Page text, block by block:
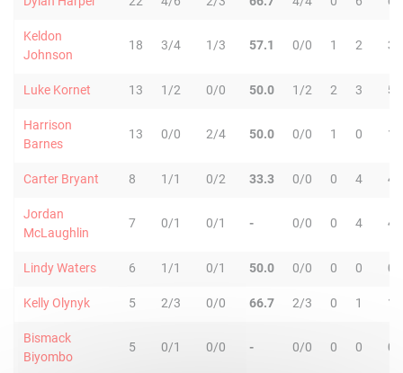
Keldon
Johnson
18 3/4 1/3 57.1 0/0 1 2 3
Luke Kornet 13 1/2 0/0 50.0 1/2 2 3 5
Harrison
Barnes
13 0/0 2/4 50.0 0/0 1 0 1
Carter Bryant 8 1/1 0/2 33.3 0/0 0 4 4
Jordan
McLaughlin
7 0/1 0/1 - 0/0 0 4 4
Lindy Waters 6 1/1 0/1 50.0 0/0 0 0 0
Kelly Olynyk 5 2/3 0/0 66.7 2/3 0 1 1
Bismack
Biyombo
5 0/1 0/0 - 0/0 0 0 0